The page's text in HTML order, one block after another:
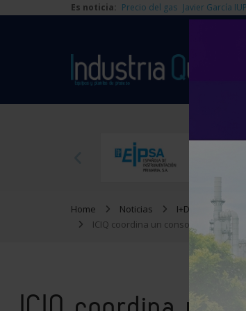
Es noticia: Precio del gas Javier García
Home Noticias
I+D
ICIQ coordina un consorcio